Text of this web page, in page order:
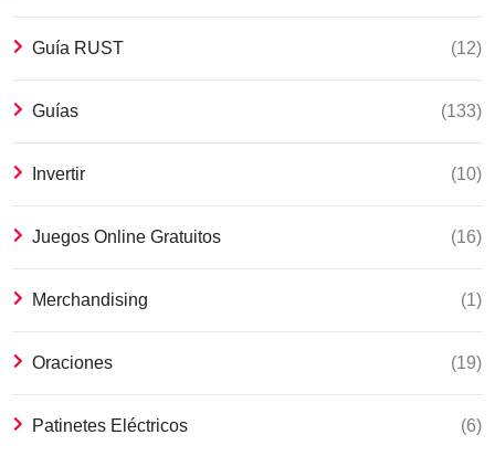
Guía RUST (12)
Guías (133)
Invertir (10)
Juegos Online Gratuitos (16)
Merchandising (1)
Oraciones (19)
Patinetes Eléctricos (6)